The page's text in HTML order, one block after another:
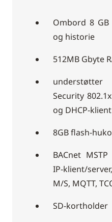
Ombord 8
og historie
512MB Gbyte
understøtter
Security
og DHCP-klient
8GB flash-
BACnet
IP-klient/
M/S, MQTT,
SD-kortholder